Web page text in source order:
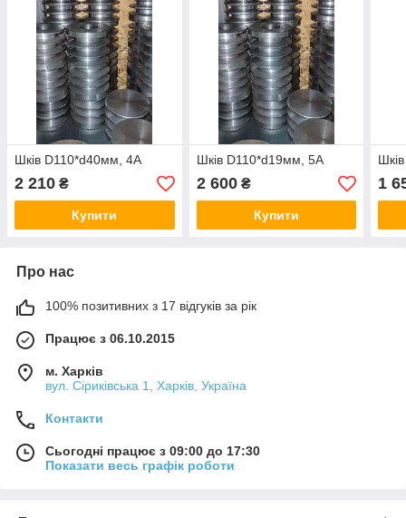
Шків D110*d40мм, 4А
2 210 ₴
Купити
Шків D110*d19мм, 5А
2 600₴
Купити
1
Про нас
100% позитивних з 17 відгуків за рік
Працює з 06.10.2015
м. Харків
вул. Сіриківська 1, Харків, Україна
Контакти
Сьогодні працює з 09:00 до 17:30
Показати весь графік роботи